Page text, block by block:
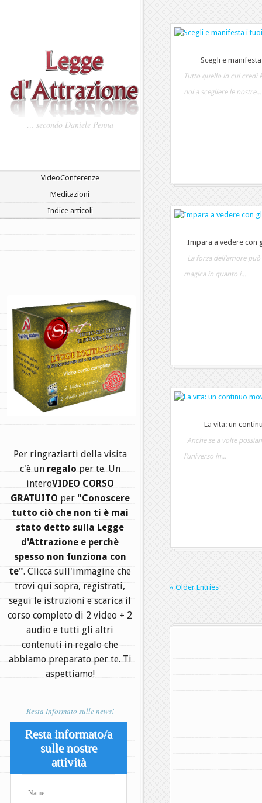
… secondo Daniele Penna
VideoConferenze
Meditazioni
Indice articoli
.
Per ringraziarti della visita
c'è un regalo per te. Un
interoVIDEO CORSO
GRATUITO per "Conoscere
tutto ciò che non ti è mai
stato detto sulla Legge
d'Attrazione e perchè
spesso non funziona con
te". Clicca sull'immagine che
trovi qui sopra, registrati,
segui le istruzioni e scarica il
corso completo di 2 video + 2
audio e tutti gli altri
contenuti in regalo che
abbiamo preparato per te. Ti
aspettiamo!
Resta Informato sulle news!
Resta informato/a
sulle nostre
attività
Name :
Scegli e
Tutto quello in cui credi
noi a scegliere le nostre...
Impara a vedere con
La forza dell’amore
magica in quanto i...
La vita: un
Anche se a volte
l’universo in...
« Older Entries